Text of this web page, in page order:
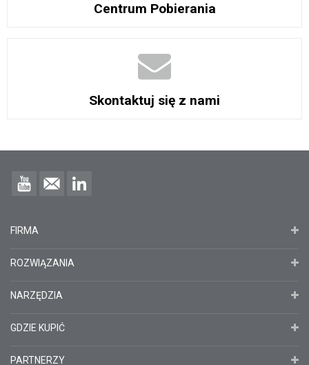
Centrum Pobierania
Skontaktuj się z nami
FIRMA
ROZWIĄZANIA
NARZĘDZIA
GDZIE KUPIĆ
PARTNERZY